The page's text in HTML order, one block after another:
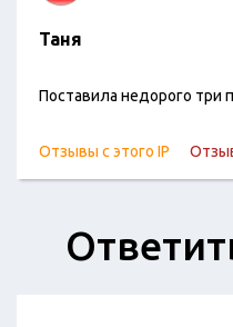
Таня
Поставила недорого три
Отзывы с этого IP